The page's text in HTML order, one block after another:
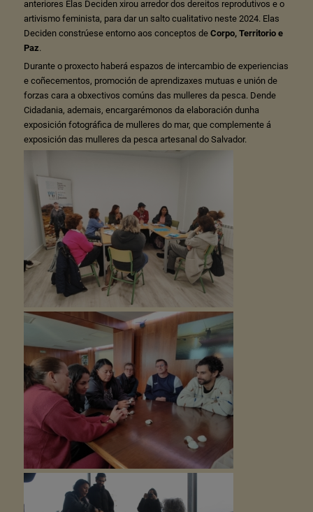
anteriores Elas Deciden xirou arredor dos dereitos reprodutivos e o
artivismo feminista, para dar un salto cualitativo neste 2024. Elas
Deciden constrúese entorno aos conceptos de Corpo, Territorio e
Paz.
Durante o proxecto haberá espazos de intercambio de experiencias
e coñecementos, promoción de aprendizaxes mutuas e unión de
forzas cara a obxectivos comúns das mulleres da pesca. Dende
Cidadania, ademais, encargarémonos da elaboración dunha
exposición fotográfica de mulleres do mar, que complemente á
exposición das mulleres da pesca artesanal do Salvador.